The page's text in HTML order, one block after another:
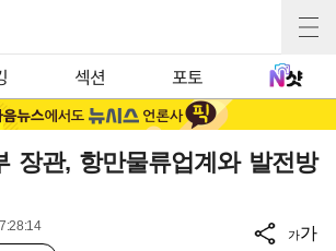
섹션 포토
장관, 항만물류업계와 발전방
가가